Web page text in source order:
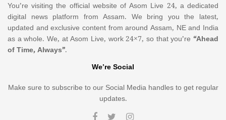
You’re visiting the official website of Asom Live 24, a dedicated
digital news platform from Assam. We bring you the latest,
updated and exclusive content from around Assam, NE and India
as a whole. We, at Asom Live, work 24×7, so that you’re “Ahead
of Time, Always”.
We’re Social
Make sure to subscribe to our Social Media handles to get regular
updates.